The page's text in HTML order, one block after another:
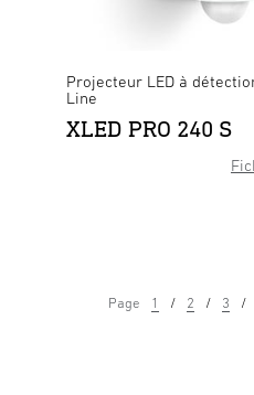
Projecteur LED à
Line
XLED PRO 240 S
Page 1 2 3